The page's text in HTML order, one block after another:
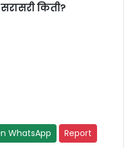
किती?
WhatsApp Report